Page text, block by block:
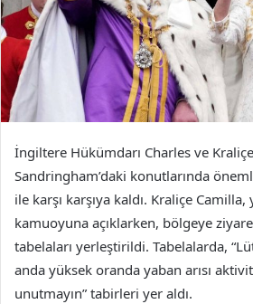
İngiltere Hükümdarı Charles ve
Sandringham’daki konutlarında
ile karşı karşıya kaldı. Kraliçe Camilla,
kamuoyuna açıklarken, bölgeye
tabelaları yerleştirildi. Tabelalarda,
anda yüksek oranda yaban arısı
unutmayın” tabirleri yer aldı.